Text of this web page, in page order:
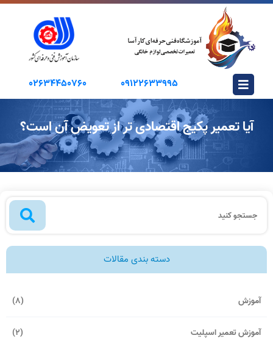
09122633995
02634450760
آیا تعمیر پکیج اقتصادی‌ تر از تعویض آن است؟
دسته بندی مقالات
آموزش (8)
آموزش تعمیر اسپلیت (2)